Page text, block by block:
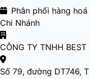
Phân phối hàng hoá
Chi Nhánh
CÔNG TY TNHH BEST
Số 79, đường DT746,